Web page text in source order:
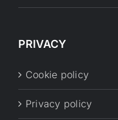
PRIVACY
Cookie policy
Privacy policy